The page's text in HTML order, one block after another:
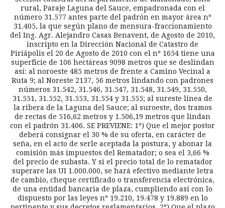
rural, Paraje Laguna del Sauce, empadronada con el
número 31.577 antes parte del padrón en mayor área nº
31.405, la que según plano de mensura-fraccionamiento
del Ing. Agr. Alejandro Casas Benavent, de Agosto de 2010,
inscripto en la Dirección Nacional de Catastro de
Piriápolis el 20 de Agosto de 2010 con el nº 1654 tiene una
superficie de 106 hectáreas 9098 metros que se deslindan
así: al noroeste 485 metros de frente a Camino Vecinal a
Ruta 9; al Noreste 2137, 56 metros lindando con padrones
números 31.542, 31.546, 31.547, 31.548, 31.549, 31.550,
31.551, 31.552, 31.553, 31.554 y 31.555; al sureste línea de
la ribera de la Laguna del Sauce; al suroeste, dos tramos
de rectas de 516,62 metros y 1.506,19 metros que lindan
con el padrón 31.406. SE PREVIENE: 1º) Que el mejor postor
deberá consignar el 30 % de su oferta, en carácter de
seña, en el acto de serle aceptada la postura, y abonar la
comisión más impuestos del Rematador; o sea el 3,66 %
del precio de subasta. Y si el precio total de lo rematador
superare las UI 1.000.000, se hará efectivo mediante letra
de cambio, cheque certificado o transferencia electrónica,
de una entidad bancaria de plaza, cumpliendo así con lo
dispuesto por las leyes nº 19.210, 19.478 y 19.889 en lo